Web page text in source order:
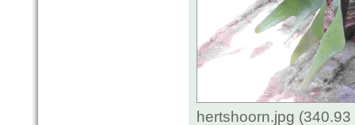
hertshoorn.jpg